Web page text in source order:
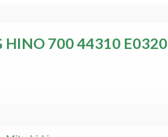
HINO 700 44310 E0320